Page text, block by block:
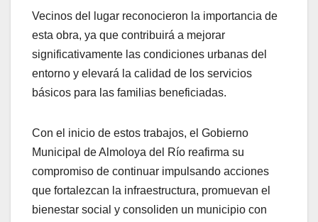
Vecinos del lugar reconocieron la importancia de
esta obra, ya que contribuirá a mejorar
significativamente las condiciones urbanas del
entorno y elevará la calidad de los servicios
básicos para las familias beneficiadas.
Con el inicio de estos trabajos, el Gobierno
Municipal de Almoloya del Río reafirma su
compromiso de continuar impulsando acciones
que fortalezcan la infraestructura, promuevan el
bienestar social y consoliden un municipio con